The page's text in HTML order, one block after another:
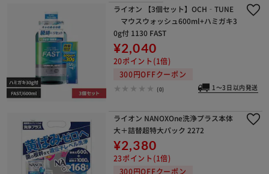
ライオン 【3個セット】OCH‐TUNE
マウスウォッシュ600ml+ハミガキ3
0g付 1130 FAST
¥2,040
20ポイント(1倍)
ライオン NANOXOne洗浄プラス本体
大＋詰替超特大パック 2272
¥2,380
23ポイント(1倍)